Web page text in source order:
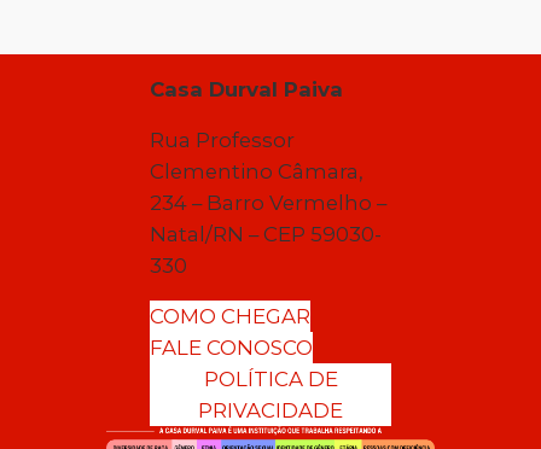
Casa Durval Paiva
Rua Professor
Clementino Câmara,
234 – Barro Vermelho –
Natal/RN – CEP 59030-
330
COMO CHEGAR
FALE CONOSCO
POLÍTICA DE
PRIVACIDADE